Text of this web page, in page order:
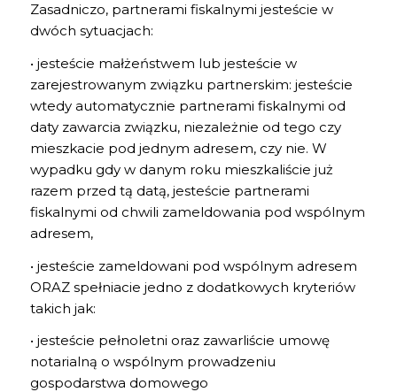
Zasadniczo, partnerami fiskalnymi jesteście w
dwóch sytuacjach:
• jesteście małżeństwem lub jesteście w
zarejestrowanym związku partnerskim: jesteście
wtedy automatycznie partnerami fiskalnymi od
daty zawarcia związku, niezależnie od tego czy
mieszkacie pod jednym adresem, czy nie. W
wypadku gdy w danym roku mieszkaliście już
razem przed tą datą, jesteście partnerami
fiskalnymi od chwili zameldowania pod wspólnym
adresem,
• jesteście zameldowani pod wspólnym adresem
ORAZ spełniacie jedno z dodatkowych kryteriów
takich jak:
• jesteście pełnoletni oraz zawarliście umowę
notarialną o wspólnym prowadzeniu
gospodarstwa domowego